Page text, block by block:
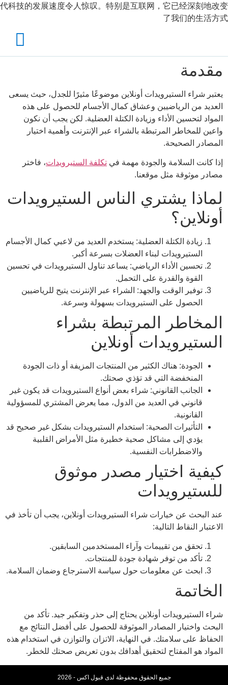
代科技的发展速度令人惊叹。特别是互联网，它已经深刻地改变
了我们的生活方式
مقدمة
يعتبر شراء الستيرويدات أونلاين موضوعًا مثيرًا للجدل، حيث يسعى
العديد من الرياضيين وعشاق كمال الأجسام للحصول على هذه
المواد لتحسين الأداء وزيادة الكتلة العضلية. لكن يجب أن نكون
واعين للمخاطر المرتبطة بالشراء عبر الإنترنت وأهمية اختيار
المصادر الصحيحة.
إذا كانت السلامة والجودة مهمة في تكلفة الستيرويدات، فاختر
مصادر موثوقة مثل موقعنا.
لماذا يشتري الناس الستيرويدات
أونلاين؟
زيادة الكتلة العضلية: يستخدم العديد من لاعبي كمال الأجسام
الستيرويدات لبناء العضلات بسرعة أكبر.
تحسين الأداء الرياضي: يساعد تناول الستيرويدات في تحسين
القوة والقدرة على التحمل.
توفير الوقت والجهد: الشراء عبر الإنترنت يتيح للرياضيين
الحصول على الستيرويدات بسهولة وسرعة.
المخاطر المرتبطة بشراء
الستيرويدات أونلاين
الجودة: هناك الكثير من المنتجات المزيفة أو ذات الجودة
المنخفضة التي قد تؤذي صحتك.
الجانب القانوني: شراء بعض أنواع الستيرويدات قد يكون غير
قانوني في العديد من الدول، مما يعرض المشتري للمسؤولية
القانونية.
التأثيرات الصحية: استخدام الستيرويدات بشكل غير صحيح قد
يؤدي إلى مشاكل صحية خطيرة مثل الأمراض القلبية
والاضطرابات النفسية.
كيفية اختيار مصدر موثوق
للستيرويدات
عند البحث عن خيارات شراء الستيرويدات أونلاين، يجب أن تأخذ في
الاعتبار النقاط التالية:
تحقق من تقييمات وآراء المستخدمين السابقين.
تأكد من توفر شهادة جودة للمنتجات.
ابحث عن معلومات حول سياسة الاسترجاع وضمان السلامة.
الخاتمة
شراء الستيرويدات أونلاين يحتاج إلى حذر وتفكير جيد. تأكد من
البحث واختيار المصادر الموثوقة للحصول على أفضل النتائج مع
الحفاظ على سلامتك. في النهاية، الاتزان والتوازن في استخدام هذه
المواد هو المفتاح لتحقيق أهدافك بدون تعريض صحتك للخطر.
جميع الحقوق محفوظة لدى قبول اكس - 2026